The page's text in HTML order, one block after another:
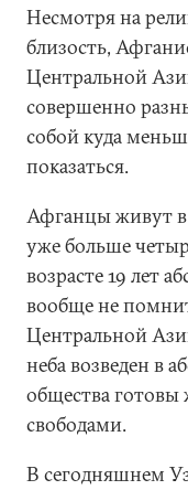
Несмотря на
близость,
Центральной
совершенно
собой куда
показаться.
Афганцы живут
уже больше
возрасте 19 лет
вообще не
Центральной
неба возведен в
общества
свободами.
В сегодняшнем